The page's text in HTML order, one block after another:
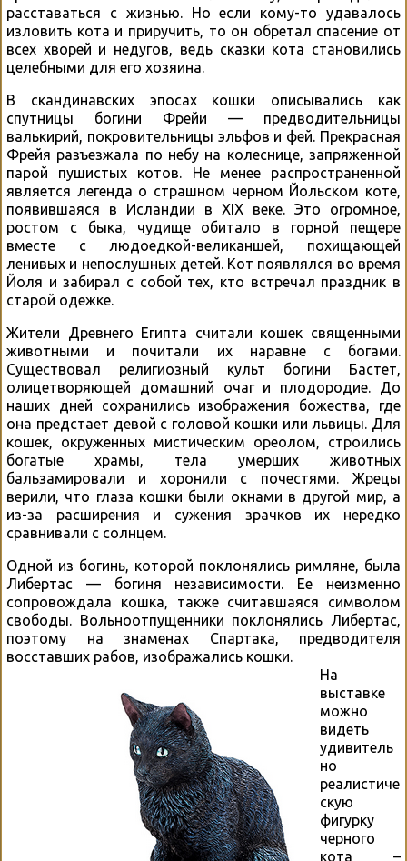
расставаться с жизнью. Но если кому-то удавалось
изловить кота и приручить, то он обретал спасение от
всех хворей и недугов, ведь сказки кота становились
целебными для его хозяина.
В скандинавских эпосах кошки описывались как
спутницы богини Фрейи — предводительницы
валькирий, покровительницы эльфов и фей. Прекрасная
Фрейя разъезжала по небу на колеснице, запряженной
парой пушистых котов. Не менее распространенной
является легенда о страшном черном Йольском коте,
появившаяся в Исландии в XIX веке. Это огромное,
ростом с быка, чудище обитало в горной пещере
вместе с людоедкой-великаншей, похищающей
ленивых и непослушных детей. Кот появлялся во время
Йоля и забирал с собой тех, кто встречал праздник в
старой одежке.
Жители Древнего Египта считали кошек священными
животными и почитали их наравне с богами.
Существовал религиозный культ богини Бастет,
олицетворяющей домашний очаг и плодородие. До
наших дней сохранились изображения божества, где
она предстает девой с головой кошки или львицы. Для
кошек, окруженных мистическим ореолом, строились
богатые храмы, тела умерших животных
бальзамировали и хоронили с почестями. Жрецы
верили, что глаза кошки были окнами в другой мир, а
из-за расширения и сужения зрачков их нередко
сравнивали с солнцем.
Одной из богинь, которой поклонялись римляне, была
Либертас — богиня независимости. Ее неизменно
сопровождала кошка, также считавшаяся символом
свободы. Вольноотпущенники поклонялись Либертас,
поэтому на знаменах Спартака, предводителя
восставших рабов, изображались кошки.
На
выставке
можно
видеть
удивитель
но
реалистиче
скую
фигурку
черного
кота –